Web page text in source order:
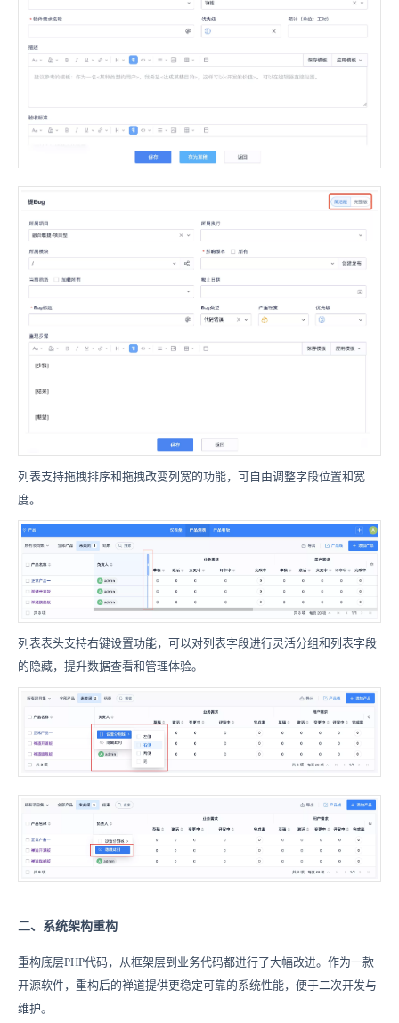
列表支持拖拽排序和拖拽改变列宽的功能，可自由调整字段位置和宽
度。
列表表头支持右键设置功能，可以对列表字段进行灵活分组和列表字段
的隐藏，提升数据查看和管理体验。
二、系统架构重构
重构底层PHP代码，从框架层到业务代码都进行了大幅改进。作为一款
开源软件，重构后的禅道提供更稳定可靠的系统性能，便于二次开发与
维护。